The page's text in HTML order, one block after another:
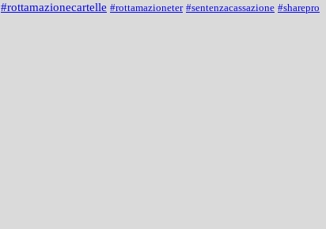
#rottamazionecartelle #rottamazioneter #sentenzacassazione #sharepro